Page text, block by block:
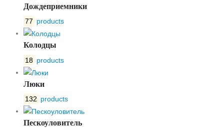
Дождеприемники
77 products
Колодцы
18 products
Люки
132 products
Пескоуловитель